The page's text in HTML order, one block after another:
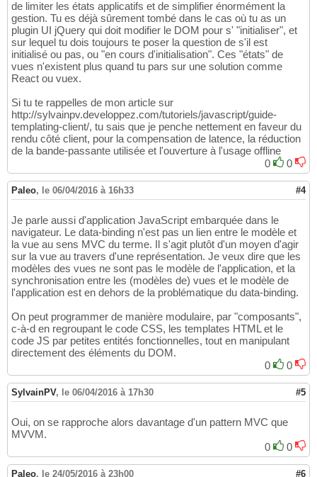
de limiter les états applicatifs et de simplifier énormément la
gestion. Tu es déjà sûrement tombé dans le cas où tu as un
plugin UI jQuery qui doit modifier le DOM pour s' "initialiser", et
sur lequel tu dois toujours te poser la question de s'il est
initialisé ou pas, ou "en cours d'initialisation". Ces "états" de
vues n'existent plus quand tu pars sur une solution comme
React ou vuex.
Si tu te rappelles de mon article sur
http://sylvainpv.developpez.com/tutoriels/javascript/guide-
templating-client/, tu sais que je penche nettement en faveur du
rendu côté client, pour la compensation de latence, la réduction
de la bande-passante utilisée et l'ouverture à l'usage offline
0
0
Paleo, le 06/04/2016 à 16h33 #4
Je parle aussi d'application JavaScript embarquée dans le
navigateur. Le data-binding n'est pas un lien entre le modèle et
la vue au sens MVC du terme. Il s'agit plutôt d'un moyen d'agir
sur la vue au travers d'une représentation. Je veux dire que les
modèles des vues ne sont pas le modèle de l'application, et la
synchronisation entre les (modèles de) vues et le modèle de
l'application est en dehors de la problématique du data-binding.
On peut programmer de manière modulaire, par "composants",
c-à-d en regroupant le code CSS, les templates HTML et le
code JS par petites entités fonctionnelles, tout en manipulant
directement des éléments du DOM.
0
0
SylvainPV, le 06/04/2016 à 17h30 #5
Oui, on se rapproche alors davantage d'un pattern MVC que
MVVM.
0
0
Paleo, le 24/05/2016 à 23h00 #6